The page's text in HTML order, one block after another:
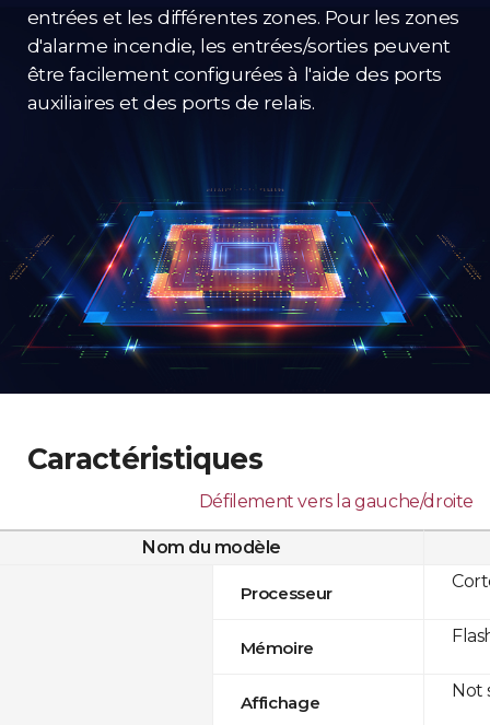
entrées et les différentes zones. Pour les zones
d'alarme incendie, les entrées/sorties peuvent
être facilement configurées à l'aide des ports
auxiliaires et des ports de relais.
Caractéristiques
Défilement vers la gauche/droite
Nom du modèle
Processeur
Mémoire
Affichage
Not